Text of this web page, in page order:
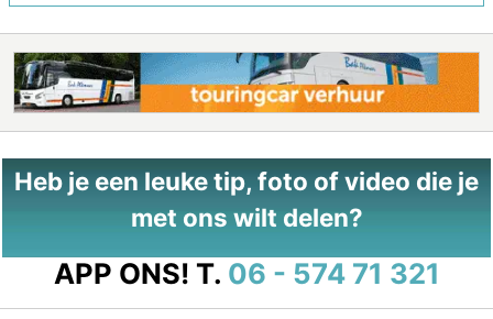
Heb je een leuke tip, foto of video die je
met ons wilt delen?
APP ONS! T. 06 - 574 71 321